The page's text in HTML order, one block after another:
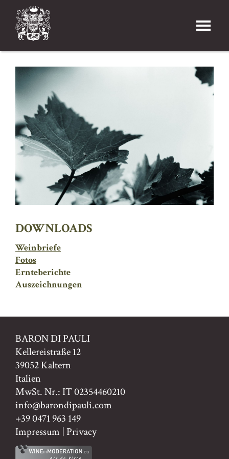
DOWNLOADS
Weinbriefe
Fotos
Ernteberichte
Auszeichnungen
BARON DI PAULI
Kellereistraße 12
39052 Kaltern
Italien
MwSt. Nr.: IT 02354460210
info@barondipauli.com
+39 0471 963 149
Impressum | Privacy